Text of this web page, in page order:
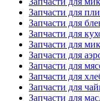
Запчасти для
Запчасти для
Запчасти для
Запчасти для
Запчасти для
Запчасти для
Запчасти для
Запчасти для
Запчасти для